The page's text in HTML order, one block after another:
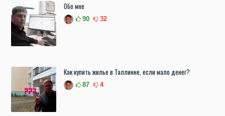
Обо мне
90 32
Как купить жилье в Таллинне, если мало денег?
87 4